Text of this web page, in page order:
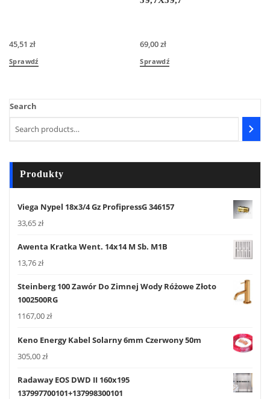
45,51 zł
Sprawdź
69,00zł
Sprawdź
Search
Produkty
Viega Nypel 18x3/4 Gz ProfipressG 346157
33,65zł
Awenta Kratka Went. 14x14 M Sb. M1B
13,76zł
Steinberg 100 Zawór Do Zimnej Wody Różowe Złoto
1002500RG
1167,00zł
Keno Energy Kabel Solarny 6mm Czerwony 50m
305,00zł
Radaway EOS DWD II 160x195
137997700101+137998300101